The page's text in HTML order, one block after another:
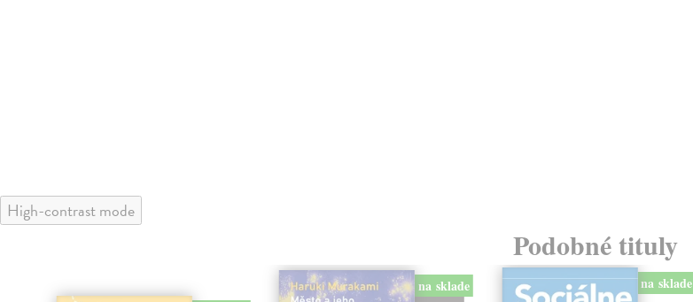
High-contrast mode
Podobné tituly
na sklade
na sklade